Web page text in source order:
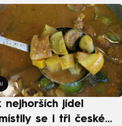
nejhorších jídel
se i tři české